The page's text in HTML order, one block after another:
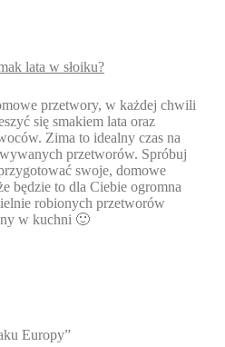
lata w słoiku?
przetwory, w każdej chwili
się smakiem lata oraz
Zima to idealny czas na
przetworów. Spróbuj
swoje, domowe
będzie to dla Ciebie ogromna
robionych przetworów
w kuchni 🙂
Europy”